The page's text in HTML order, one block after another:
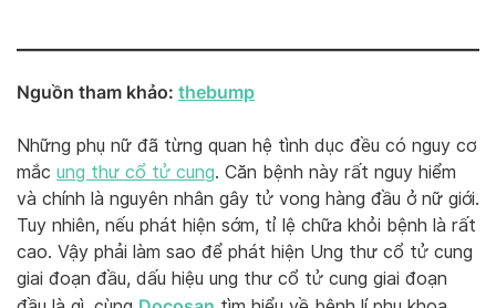
Nguồn tham khảo: thebump
Những phụ nữ đã từng quan hệ tình dục đều có nguy cơ
mắc ung thư cổ tử cung. Căn bệnh này rất nguy hiểm
và chính là nguyên nhân gây tử vong hàng đầu ở nữ giới.
Tuy nhiên, nếu phát hiện sớm, tỉ lệ chữa khỏi bệnh là rất
cao. Vậy phải làm sao để phát hiện Ung thư cổ tử cung
giai đoạn đầu, dấu hiệu ung thư cổ tử cung giai đoạn